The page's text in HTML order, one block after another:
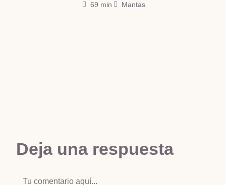
69 min Mantas
Deja una respuesta